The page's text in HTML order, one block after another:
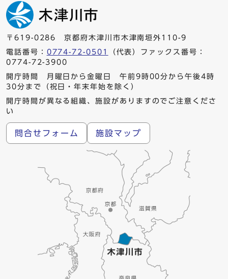
〒619-0286 京都府木津川市木津南垣外110-9
電話番号： 0774-72-0501
（代表）ファックス番号：
0774-72-3900
開庁時間 月曜日から金曜日 午前9時00分から午後4時
30分まで（祝日・年末年始を除く）
開庁時間が異なる組織、施設がありますのでご注意くださ
い
問合せフォーム 施設マップ